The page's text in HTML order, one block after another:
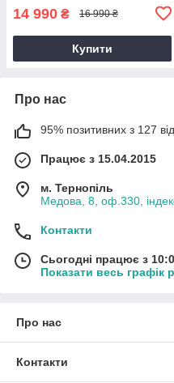
14 990 ₴ 16 990 ₴
Купити
Про нас
95% позитивних з 127
Працює з 15.04.2015
м. Тернопіль
Медова, 8, оф.330,
Контакти
Сьогодні працює з
Показати весь графік
Про нас
Контакти